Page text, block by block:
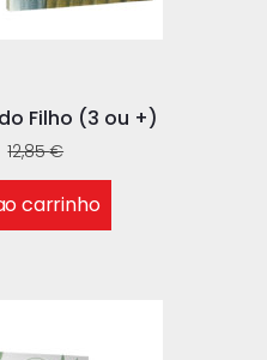
Filho (3 ou +)
12,85€
carrinho